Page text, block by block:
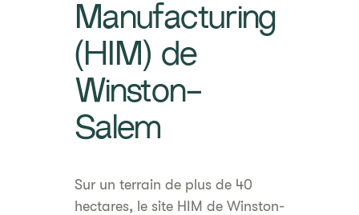
Manufacturing
(HIM) de
Winston-
Salem
Sur un terrain de plus de 40
hectares, le site HIM de Winston-